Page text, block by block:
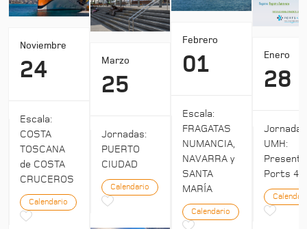
Noviembre
24
Escala:
COSTA
TOSCANA
de COSTA
CRUCEROS
Calendario
Marzo
25
Jornadas:
PUERTO
CIUDAD
Calendario
Febrero
01
Escala:
FRAGATAS
NUMANCIA,
NAVARRA y
SANTA
MARÍA
Calendario
Enero
28
Jornadas
UMH:
Ports 4:0